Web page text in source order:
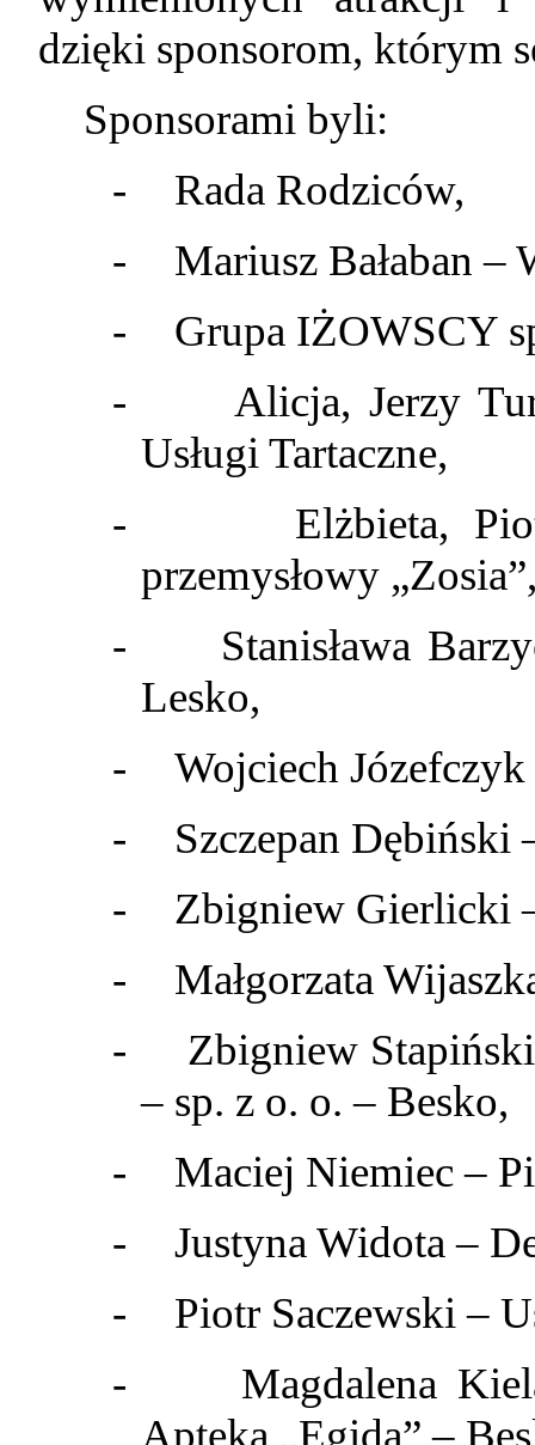
dzięki sponsorom, którym
Sponsorami byli:
-
Rada Rodziców,
-
Mariusz Bałaban
-
Grupa IŻOWSCY
-
Alicja, Jerzy
Usługi Tartaczne,
-
Elżbieta,
przemysłowy
-
Stanisława
Lesko,
-
Wojciech
-
Szczepan Dębiński
-
Zbigniew Gierlicki
-
Małgorzata
-
Zbigniew
– sp. z o. o. – Besko,
-
Maciej Niemiec –
-
Justyna Widota –
-
Piotr Saczewski –
-
Magdalena
Apteka „Egida” –